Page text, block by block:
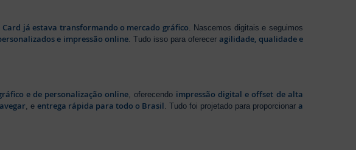
já estava transformando o mercado gráfico. Nascemos digitais e seguimos
e impressão online. Tudo isso para ofereceragilidade, qualidade e
e de personalização online , oferecendo impressão digital e offset de alta
, e entrega rápida para todo o Brasil . Tudo foi projetado para proporcionar a